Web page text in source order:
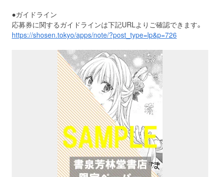
●ガイドライン
応募券に関するガイドラインは下記URLよりご確認できます。
https://shosen.tokyo/apps/note/?post_type=lp&p=726